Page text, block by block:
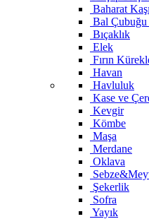
Baharat
Bal Çubuğu
Bıçaklık
Elek
Fırın
Havan
Havluluk
Kase ve
Kevgir
Kömbe
Maşa
Merdane
Oklava
Şekerlik
Sofra
Yayık